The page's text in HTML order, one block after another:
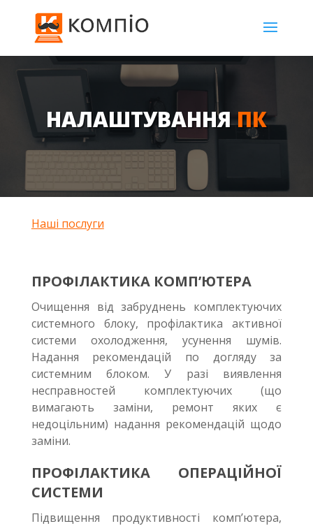
НАЛАШТУВАННЯПК
Наші послуги
ПРОФІЛАКТИКА КОМП’ЮТЕРА
Очищення від забруднень комплектуючих
системного блоку, профілактика активної
системи охолодження, усунення шумів.
Надання рекомендацій по догляду за
системним блоком. У разі виявлення
несправностей комплектуючих (що
вимагають заміни, ремонт яких є
недоцільним) надання рекомендацій щодо
заміни.
ПРОФІЛАКТИКА ОПЕРАЦІЙНОЇ
СИСТЕМИ
Підвищення продуктивності комп’ютера,